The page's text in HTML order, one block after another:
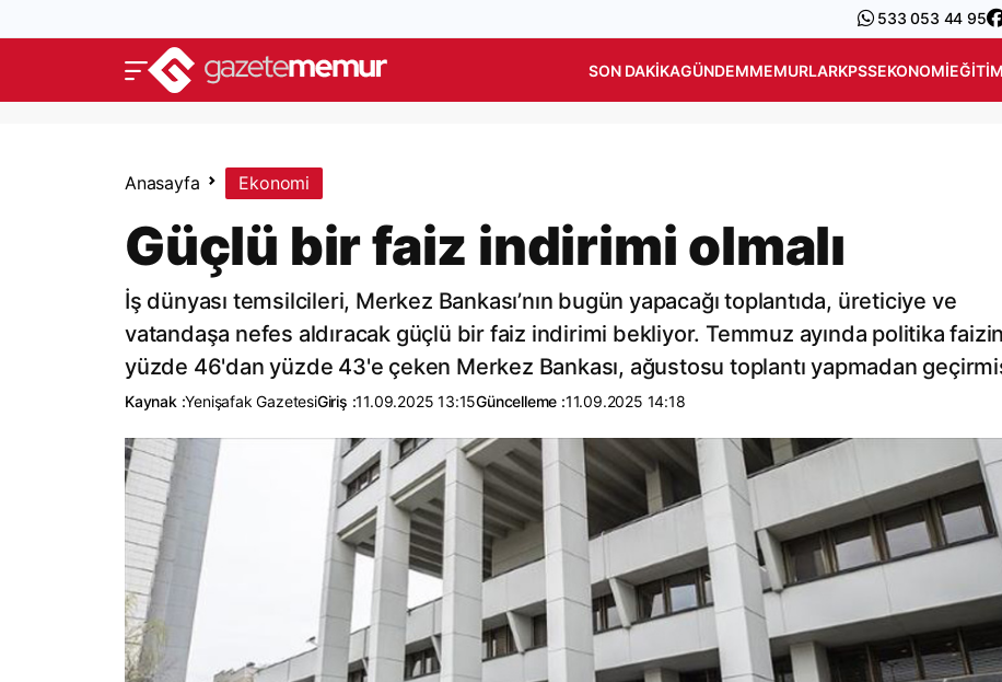
533 053 44 95
SON DAKIKAGÜNDEMMEMURLARKPSSEKONOMIEĞITIM
Anasayfa Ekonomi
Güçlü bir faiz indirimi olmalı
İş dünyası temsilcileri, Merkez Bankası’nın bugün yapacağı toplantıda, üreticiye ve
vatandaşa nefes aldıracak güçlü bir faiz indirimi bekliyor. Temmuz ayında politika
yüzde 46'dan yüzde 43'e çeken Merkez Bankası, ağustosu toplantı yapmadan
Kaynak :Yenişafak GazetesiGiriş :11.09.2025 13:15Güncelleme :11.09.2025 14:18